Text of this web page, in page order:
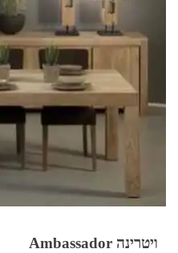
ויטרינה Ambassador